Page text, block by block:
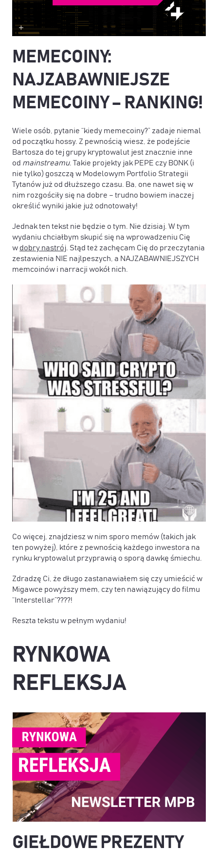
MEMECOINY:
NAJZABAWNIEJSZE
MEMECOINY – RANKING!
Wiele osób, pytanie “kiedy memecoiny?” zadaje niemal
od początku hossy. Z pewnością wiesz, że podejście
Bartosza do tej grupy kryptowalut jest znacznie inne
od mainstreamu. Takie projekty jak PEPE czy BONK (i
nie tylko) goszczą w Modelowym Portfolio Strategii
Tytanów już od dłuższego czasu. Ba, one nawet się w
nim rozgościły się na dobre – trudno bowiem inaczej
określić wyniki jakie już odnotowały!
Jednak ten tekst nie będzie o tym. Nie dzisiaj. W tym
wydaniu chciałbym skupić się na wprowadzeniu Cię
w dobry nastrój. Stąd też zachęcam Cię do przeczytania
zestawienia NIE najlpeszych, a NAJZABAWNIEJSZYCH
memcoinów i narracji wokół nich.
Co więcej, znajdziesz w nim sporo memów (takich jak
ten powyżej), które z pewnością każdego inwestora na
rynku kryptowalut przyprawią o sporą dawkę śmiechu.
Zdradzę Ci, że długo zastanawiałem się czy umieścić w
Migawce powyższy mem, czy ten nawiązujący do filmu
“Interstellar”????!
Reszta tekstu w pełnym wydaniu!
RYNKOWA
REFLEKSJA
GIEŁDOWE PREZENTY